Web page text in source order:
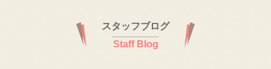
スタッフブログ
Staff Blog